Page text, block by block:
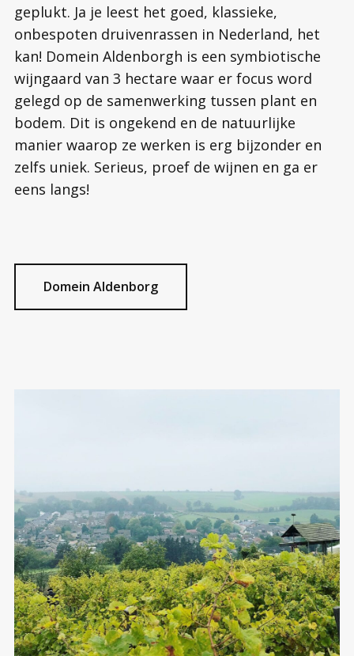
geplukt. Ja je leest het goed, klassieke,
onbespoten druivenrassen in Nederland, het
kan! Domein Aldenborgh is een symbiotische
wijngaard van 3 hectare waar er focus word
gelegd op de samenwerking tussen plant en
bodem. Dit is ongekend en de natuurlijke
manier waarop ze werken is erg bijzonder en
zelfs uniek. Serieus, proef de wijnen en ga er
eens langs!
Domein Aldenborg